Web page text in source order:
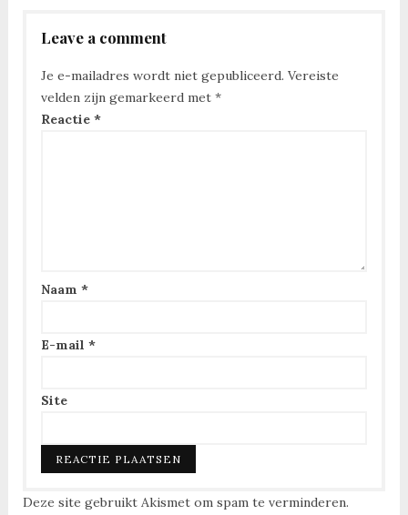
Leave a comment
Je e-mailadres wordt niet gepubliceerd. Vereiste
velden zijn gemarkeerd met *
Reactie *
Naam *
E-mail *
Site
Deze site gebruikt Akismet om spam te verminderen.